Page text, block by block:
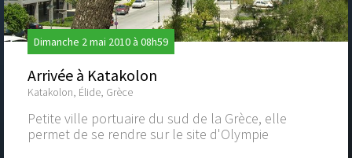
Dimanche 2 mai 2010 à 08h59
Arrivée à Katakolon
Katakolon, Élide, Grèce
Petite ville portuaire du sud de la Grèce, elle
permet de se rendre sur le site d'Olympie